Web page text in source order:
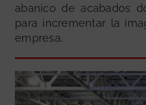
abanico de acabados
para incrementar la
empresa.